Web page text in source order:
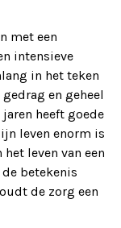
met een
intensieve
in het teken
en geheel
heeft goede
leven enorm is
leven van een
betekenis
de zorg een